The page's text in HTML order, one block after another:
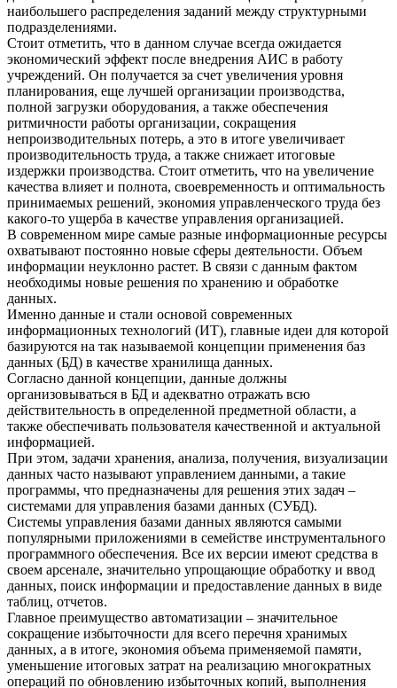
наибольшего распределения заданий между структурными
подразделениями.
Стоит отметить, что в данном случае всегда ожидается
экономический эффект после внедрения АИС в работу
учреждений. Он получается за счет увеличения уровня
планирования, еще лучшей организации производства,
полной загрузки оборудования, а также обеспечения
ритмичности работы организации, сокращения
непроизводительных потерь, а это в итоге увеличивает
производительность труда, а также снижает итоговые
издержки производства. Стоит отметить, что на увеличение
качества влияет и полнота, своевременность и оптимальность
принимаемых решений, экономия управленческого труда без
какого-то ущерба в качестве управления организацией.
В современном мире самые разные информационные ресурсы
охватывают постоянно новые сферы деятельности. Объем
информации неуклонно растет. В связи с данным фактом
необходимы новые решения по хранению и обработке
данных.
Именно данные и стали основой современных
информационных технологий (ИТ), главные идеи для которой
базируются на так называемой концепции применения баз
данных (БД) в качестве хранилища данных.
Согласно данной концепции, данные должны
организовываться в БД и адекватно отражать всю
действительность в определенной предметной области, а
также обеспечивать пользователя качественной и актуальной
информацией.
При этом, задачи хранения, анализа, получения, визуализации
данных часто называют управлением данными, а такие
программы, что предназначены для решения этих задач –
системами для управления базами данных (СУБД).
Системы управления базами данных являются самыми
популярными приложениями в семействе инструментального
программного обеспечения. Все их версии имеют средства в
своем арсенале, значительно упрощающие обработку и ввод
данных, поиск информации и предоставление данных в виде
таблиц, отчетов.
Главное преимущество автоматизации – значительное
сокращение избыточности для всего перечня хранимых
данных, а в итоге, экономия объема применяемой памяти,
уменьшение итоговых затрат на реализацию многократных
операций по обновлению избыточных копий, выполнения